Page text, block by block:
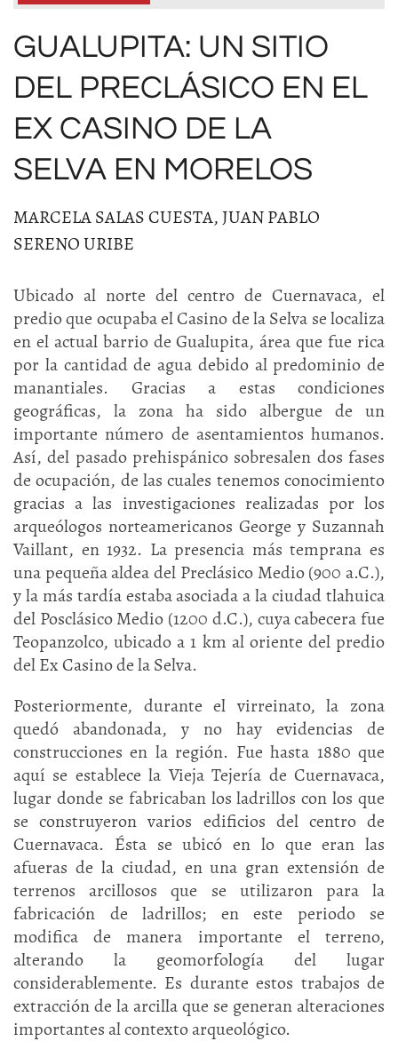
GUALUPITA: UN SITIO
DEL PRECLÁSICO EN EL
EX CASINO DE LA
SELVA EN MORELOS
MARCELA SALAS CUESTA, JUAN PABLO
SERENO URIBE
Ubicado al norte del centro de Cuernavaca, el
predio que ocupaba el Casino de la Selva se localiza
en el actual barrio de Gualupita, área que fue rica
por la cantidad de agua debido al predominio de
manantiales. Gracias a estas condiciones
geográficas, la zona ha sido albergue de un
importante número de asentamientos humanos.
Así, del pasado prehispánico sobresalen dos fases
de ocupación, de las cuales tenemos conocimiento
gracias a las investigaciones realizadas por los
arqueólogos norteamericanos George y Suzannah
Vaillant, en 1932. La presencia más temprana es
una pequeña aldea del Preclásico Medio (900 a.C.),
y la más tardía estaba asociada a la ciudad tlahuica
del Posclásico Medio (1200 d.C.), cuya cabecera fue
Teopanzolco, ubicado a 1 km al oriente del predio
del Ex Casino de la Selva.
Posteriormente, durante el virreinato, la zona
quedó abandonada, y no hay evidencias de
construcciones en la región. Fue hasta 1880 que
aquí se establece la Vieja Tejería de Cuernavaca,
lugar donde se fabricaban los ladrillos con los que
se construyeron varios edificios del centro de
Cuernavaca. Ésta se ubicó en lo que eran las
afueras de la ciudad, en una gran extensión de
terrenos arcillosos que se utilizaron para la
fabricación de ladrillos; en este periodo se
modifica de manera importante el terreno,
alterando la geomorfología del lugar
considerablemente. Es durante estos trabajos de
extracción de la arcilla que se generan alteraciones
importantes al contexto arqueológico.